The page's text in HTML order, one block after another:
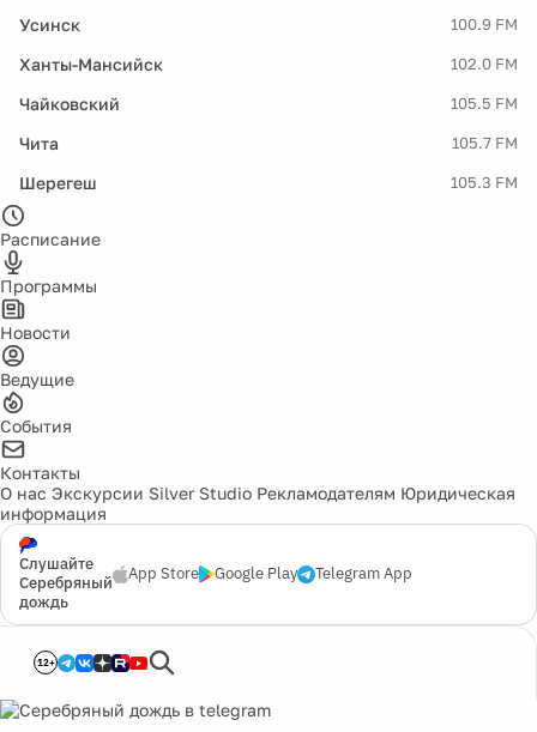
Усинск 100.9 FM
Ханты-Мансийск 102.0 FM
Чайковский 105.5 FM
Чита 105.7 FM
Шерегеш 105.3 FM
Расписание
Программы
Новости
Ведущие
События
Контакты
О нас Экскурсии Silver Studio Рекламодателям Юридическая
информация
Слушайте
Серебряный
дождь
App Store Google Play Telegram App
12+